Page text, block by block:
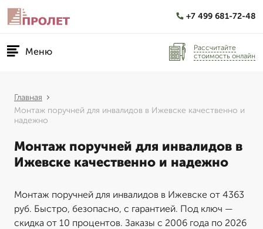
+7 499 681-72-48
Меню
Рассчитайте
стоимость онлайн
Главная
Монтаж поручней для инвалидов в Ижевске качественно и
надежно
Монтаж поручней для инвалидов в
Ижевске качественно и надежно
Монтаж поручней для инвалидов в Ижевске от 4363
руб. Быстро, безопасно, с гарантией. Под ключ —
скидка от 10 процентов. Заказы с 2006 года по 2026